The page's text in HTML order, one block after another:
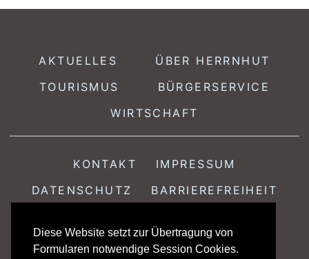
Diese Website setzt zur Übertragung von
Formularen notwendige Session Cookies.
AKTUELLES
ÜBER HERRNHUT
TOURISMUS
BÜRGERSERVICE
WIRTSCHAFT
KONTAKT
IMPRESSUM
DATENSCHUTZ
BARRIEREFREIHEIT
Stadtamt Herrnhut · Löbauer Str. 18 · 02747 Herrnhut